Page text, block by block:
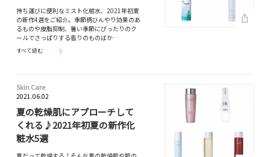
持ち運びに便利なミスト化粧水、2021年初夏
の新作4選をご紹介。季節柄ひんやり効果のあ
るものや皮脂抑制、暑い季節にぴったりのク
ールでさっぱりする香りのものばか…
すべて読む
Skin Care
2021.06.02
夏の乾燥肌にアプローチして
くれる♪2021年初夏の新作化
粧水5選